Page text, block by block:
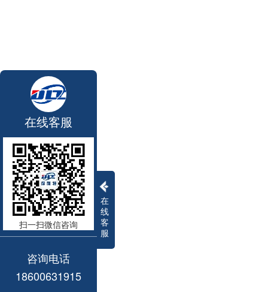
在
线
客
服
在线客服
扫一扫微信咨询
咨询电话
18600631915